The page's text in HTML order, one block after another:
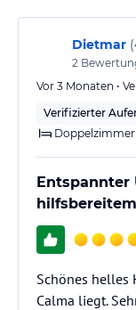
Dietmar (
2
Vor 3 Monaten •
Verifizierter
Entspannter
Schönes helles
Calma liegt.